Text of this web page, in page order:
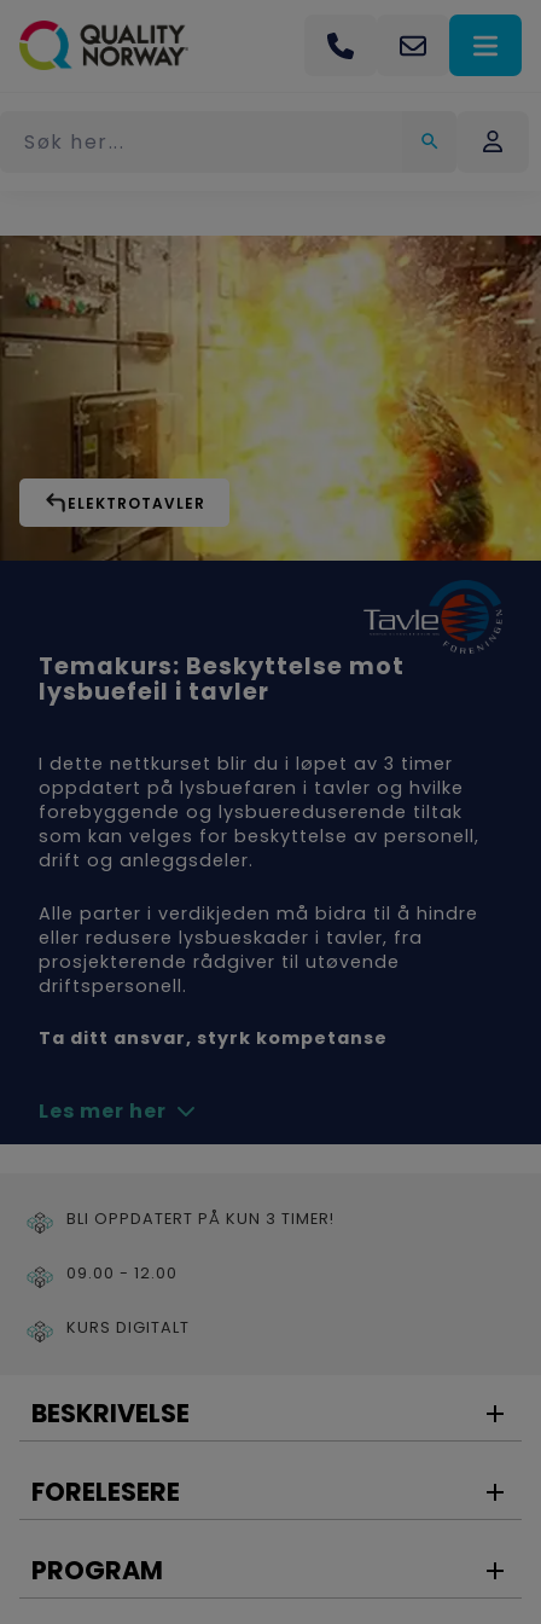
ELEKTROTAVLER
Temakurs: Beskyttelse mot
lysbuefeil i tavler
I dette nettkurset blir du i løpet av 3 timer
oppdatert på lysbuefaren i tavler og hvilke
forebyggende og lysbuereduserende tiltak
som kan velges for beskyttelse av personell,
drift og anleggsdeler.
Alle parter i verdikjeden må bidra til å hindre
eller redusere lysbueskader i tavler, fra
prosjekterende rådgiver til utøvende
driftspersonell.
Ta ditt ansvar, styrk kompetanse
Les mer her
BLI OPPDATERT PÅ KUN 3 TIMER!
09.00 - 12.00
KURS DIGITALT
BESKRIVELSE
Kurset vil belyse følgende temaer:
Lysbueenergien / Hendelsesenergien
FORELESERE
PROGRAM